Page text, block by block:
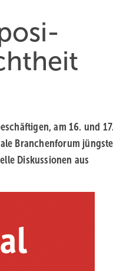
am 16. und 17.
Branchenforum jüngste
Diskussionen aus